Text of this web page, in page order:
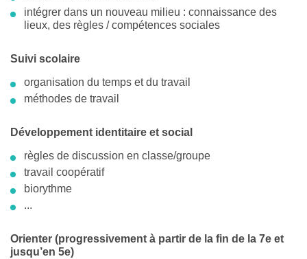
intégrer dans un nouveau milieu : connaissance des
lieux, des règles / compétences sociales
Suivi scolaire
organisation du temps et du travail
méthodes de travail
Développement identitaire et social
règles de discussion en classe/groupe
travail coopératif
biorythme
...
Orienter (progressivement à partir de la fin de la 7e et
jusqu’en 5e)